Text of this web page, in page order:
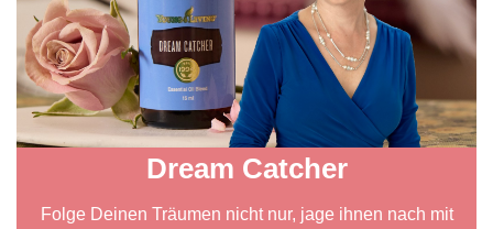
Dream Catcher
Folge Deinen Träumen nicht nur, jage ihnen nach mit